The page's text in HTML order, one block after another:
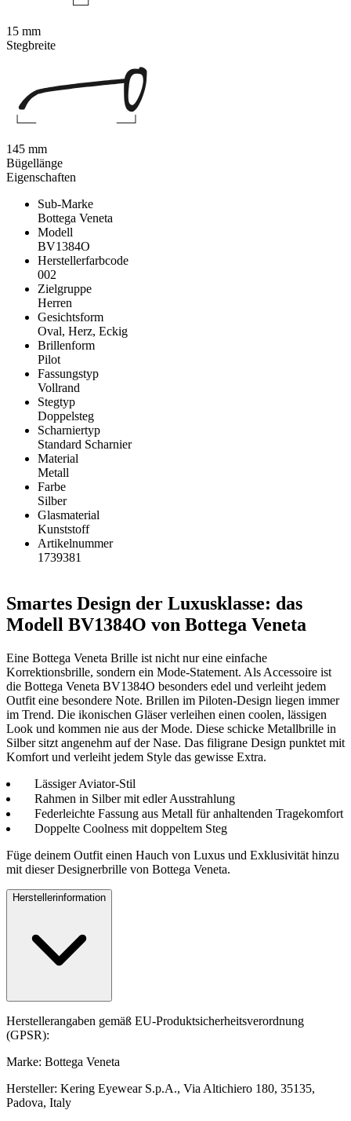
Eigenschaften
Sub-Marke
Bottega Veneta
Modell
BV1384O
Herstellerfarbcode
002
Zielgruppe
Herren
Gesichtsform
Oval, Herz, Eckig
Brillenform
Pilot
Fassungstyp
Vollrand
Stegtyp
Doppelsteg
Scharniertyp
Standard Scharnier
Material
Metall
Farbe
Silber
Glasmaterial
Kunststoff
Artikelnummer
1739381
Smartes Design der Luxusklasse: das
Modell BV1384O von Bottega Veneta
Eine Bottega Veneta Brille ist nicht nur eine einfache
Korrektionsbrille, sondern ein Mode-Statement. Als Accessoire ist
die Bottega Veneta BV1384O besonders edel und verleiht jedem
Outfit eine besondere Note. Brillen im Piloten-Design liegen immer
im Trend. Die ikonischen Gläser verleihen einen coolen, lässigen
Look und kommen nie aus der Mode. Diese schicke Metallbrille in
Silber sitzt angenehm auf der Nase. Das filigrane Design punktet mit
Komfort und verleiht jedem Style das gewisse Extra.
Lässiger Aviator-Stil
Rahmen in Silber mit edler Ausstrahlung
Federleichte Fassung aus Metall für anhaltenden Tragekomfort
Doppelte Coolness mit doppeltem Steg
Füge deinem Outfit einen Hauch von Luxus und Exklusivität hinzu
mit dieser Designerbrille von Bottega Veneta.
Herstellerinformation
Herstellerangaben gemäß EU-Produktsicherheitsverordnung
(GPSR):
Marke: Bottega Veneta
Hersteller: Kering Eyewear S.p.A., Via Altichiero 180, 35135,
Padova, Italy
15 mm
Stegbreite
145 mm
Bügellänge